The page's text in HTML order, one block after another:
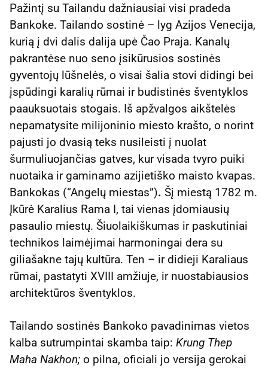
Pažintį su Tailandu dažniausiai visi pradeda
Bankoke. Tailando sostinė – lyg Azijos Venecija,
kurią į dvi dalis dalija upė Čao Praja. Kanalų
pakrantėse nuo seno įsikūrusios sostinės
gyventojų lūšnelės, o visai šalia stovi didingi bei
įspūdingi karalių rūmai ir budistinės šventyklos
paauksuotais stogais. Iš apžvalgos aikštelės
nepamatysite milijoninio miesto krašto, o norint
pajusti jo dvasią teks nusileisti į nuolat
šurmuliuojančias gatves, kur visada tvyro puiki
nuotaika ir gaminamo azijietiško maisto kvapas.
Bankokas (“Angelų miestas”). Šį miestą 1782 m.
Įkūrė Karalius Rama I, tai vienas įdomiausių
pasaulio miestų. Šiuolaikiškumas ir paskutiniai
technikos laimėjimai harmoningai dera su
giliašakne tajų kultūra. Ten – ir didieji Karaliaus
rūmai, pastatyti XVIII amžiuje, ir nuostabiausios
architektūros šventyklos.
Tailando sostinės Bankoko pavadinimas vietos
kalba sutrumpintai skamba taip: Krung Thep
Maha Nakhon; o pilna, oficiali jo versija gerokai